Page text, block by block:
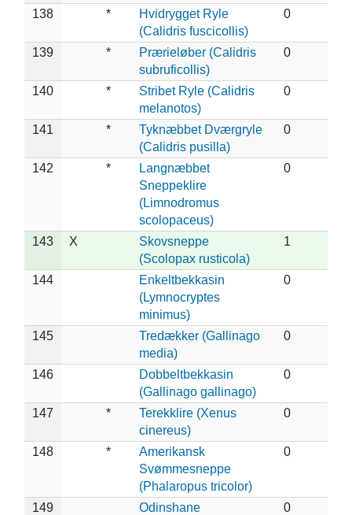
138 *
Hvidrygget Ryle
(Calidris fuscicollis)
0
139 *
Prærieløber (Calidris
subruficollis)
0
140 *
Stribet Ryle (Calidris
melanotos)
0
141 *
Tyknæbbet Dværgryle
(Calidris pusilla)
0
142 *
Langnæbbet
Sneppeklire
(Limnodromus
scolopaceus)
0
143 X
Skovsneppe
(Scolopax rusticola)
1
144
Enkeltbekkasin
(Lymnocryptes
minimus)
0
145
Tredækker (Gallinago
media)
0
146
Dobbeltbekkasin
(Gallinago gallinago)
0
147 *
Terekklire (Xenus
cinereus)
0
148 *
Amerikansk
Svømmesneppe
(Phalaropus tricolor)
0
149
Odinshane
0